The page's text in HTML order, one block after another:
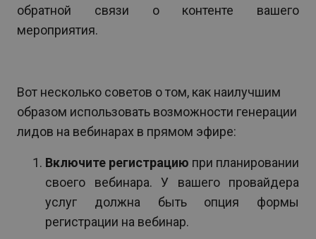
обратной связи о контенте вашего
мероприятия.
Вот несколько советов о том, как наилучшим
образом использовать возможности генерации
лидов на вебинарах в прямом эфире:
Включите регистрацию при планировании
своего вебинара. У вашего провайдера
услуг должна быть опция формы
регистрации на вебинар.